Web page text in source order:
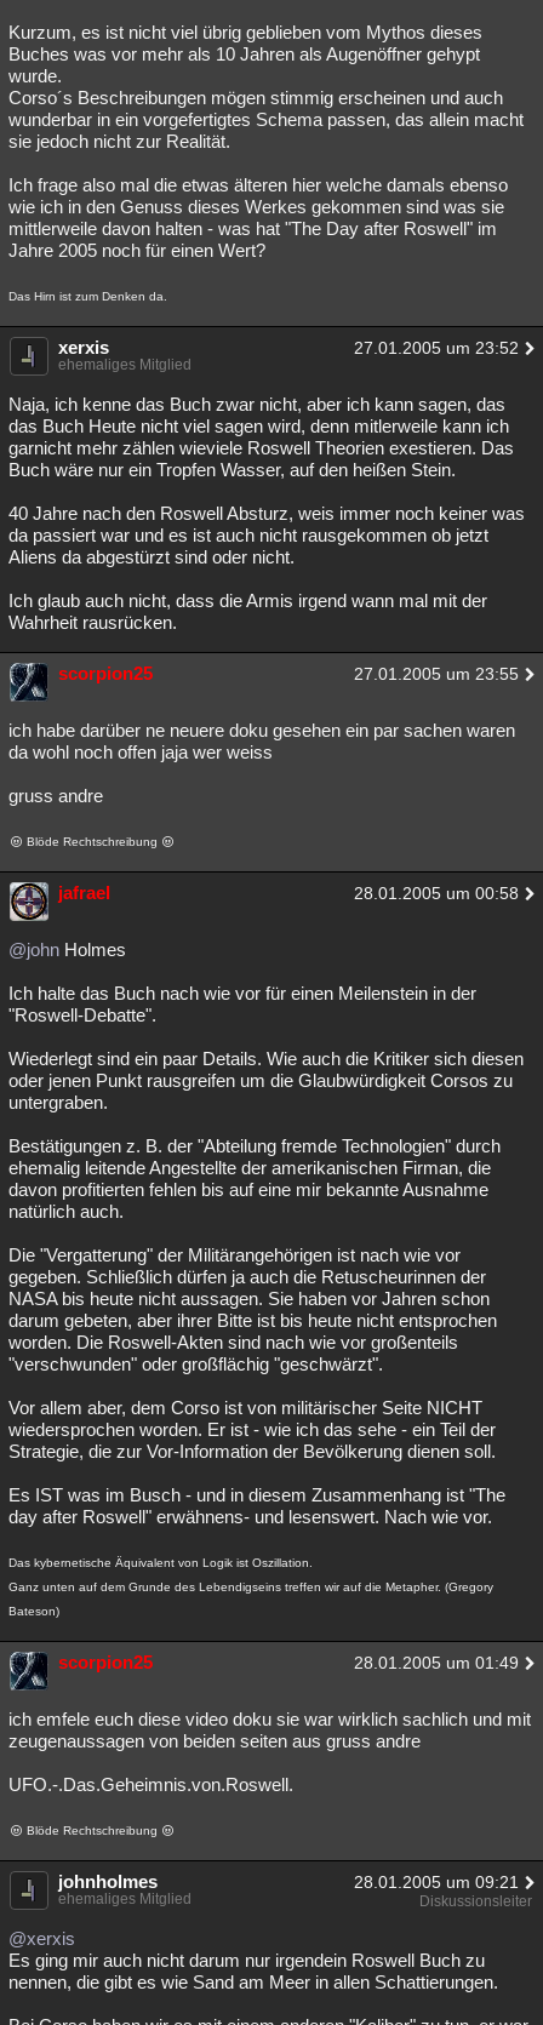
Kurzum, es ist nicht viel übrig geblieben vom Mythos dieses
Buches was vor mehr als 10 Jahren als Augenöffner gehypt
wurde.
Corso´s Beschreibungen mögen stimmig erscheinen und auch
wunderbar in ein vorgefertigtes Schema passen, das allein macht
sie jedoch nicht zur Realität.
Ich frage also mal die etwas älteren hier welche damals ebenso
wie ich in den Genuss dieses Werkes gekommen sind was sie
mittlerweile davon halten - was hat "The Day after Roswell" im
Jahre 2005 noch für einen Wert?
Das Hirn ist zum Denken da.
xerxis 27.01.2005 um 23:52
ehemaliges Mitglied
Naja, ich kenne das Buch zwar nicht, aber ich kann sagen, das
das Buch Heute nicht viel sagen wird, denn mitlerweile kann ich
garnicht mehr zählen wieviele Roswell Theorien exestieren. Das
Buch wäre nur ein Tropfen Wasser, auf den heißen Stein.
40 Jahre nach den Roswell Absturz, weis immer noch keiner was
da passiert war und es ist auch nicht rausgekommen ob jetzt
Aliens da abgestürzt sind oder nicht.
Ich glaub auch nicht, dass die Armis irgend wann mal mit der
Wahrheit rausrücken.
scorpion25 27.01.2005 um 23:55
ich habe darüber ne neuere doku gesehen ein par sachen waren
da wohl noch offen jaja wer weiss
gruss andre
Blöde Rechtschreibung
jafrael 28.01.2005 um 00:58
@john Holmes
Ich halte das Buch nach wie vor für einen Meilenstein in der
"Roswell-Debatte".
Wiederlegt sind ein paar Details. Wie auch die Kritiker sich diesen
oder jenen Punkt rausgreifen um die Glaubwürdigkeit Corsos zu
untergraben.
Bestätigungen z. B. der "Abteilung fremde Technologien" durch
ehemalig leitende Angestellte der amerikanischen Firman, die
davon profitierten fehlen bis auf eine mir bekannte Ausnahme
natürlich auch.
Die "Vergatterung" der Militärangehörigen ist nach wie vor
gegeben. Schließlich dürfen ja auch die Retuscheurinnen der
NASA bis heute nicht aussagen. Sie haben vor Jahren schon
darum gebeten, aber ihrer Bitte ist bis heute nicht entsprochen
worden. Die Roswell-Akten sind nach wie vor großenteils
"verschwunden" oder großflächig "geschwärzt".
Vor allem aber, dem Corso ist von militärischer Seite NICHT
wiedersprochen worden. Er ist - wie ich das sehe - ein Teil der
Strategie, die zur Vor-Information der Bevölkerung dienen soll.
Es IST was im Busch - und in diesem Zusammenhang ist "The
day after Roswell" erwähnens- und lesenswert. Nach wie vor.
Das kybernetische Äquivalent von Logik ist Oszillation.
Ganz unten auf dem Grunde des Lebendigseins treffen wir auf die Metapher. (Gregory
Bateson)
scorpion25 28.01.2005 um 01:49
ich emfele euch diese video doku sie war wirklich sachlich und mit
zeugenaussagen von beiden seiten aus gruss andre
UFO.-.Das.Geheimnis.von.Roswell.
Blöde Rechtschreibung
johnholmes 28.01.2005 um 09:21
ehemaliges Mitglied Diskussionsleiter
@xerxis
Es ging mir auch nicht darum nur irgendein Roswell Buch zu
nennen, die gibt es wie Sand am Meer in allen Schattierungen.